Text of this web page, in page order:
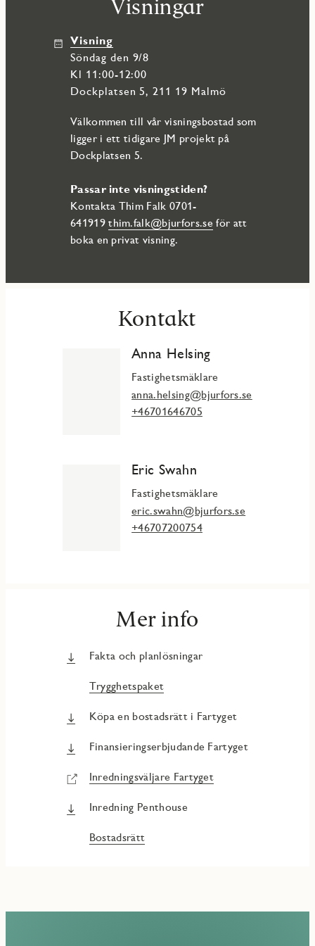
Visningar
Visning
söndag den 9/8
Kl 11:00-12:00
Dockplatsen 5, 211 19 Malmö
Välkommen till vår visningsbostad som
ligger i ett tidigare JM projekt på
Dockplatsen 5.
Passar inte visningstiden?
Kontakta Thim Falk 0701-
641919thim.falk@bjurfors.se för att
boka en privat visning.
Kontakt
Anna Helsing
Fastighetsmäklare
anna.helsing@bjurfors.se
+46701646705
Eric Swahn
Fastighetsmäklare
eric.swahn@bjurfors.se
+46707200754
Mer info
Fakta och planlösningar
Trygghetspaket
Köpa en bostadsrätt i Fartyget
Finansieringserbjudande Fartyget
Inredningsväljare Fartyget
Inredning Penthouse
Bostadsrätt